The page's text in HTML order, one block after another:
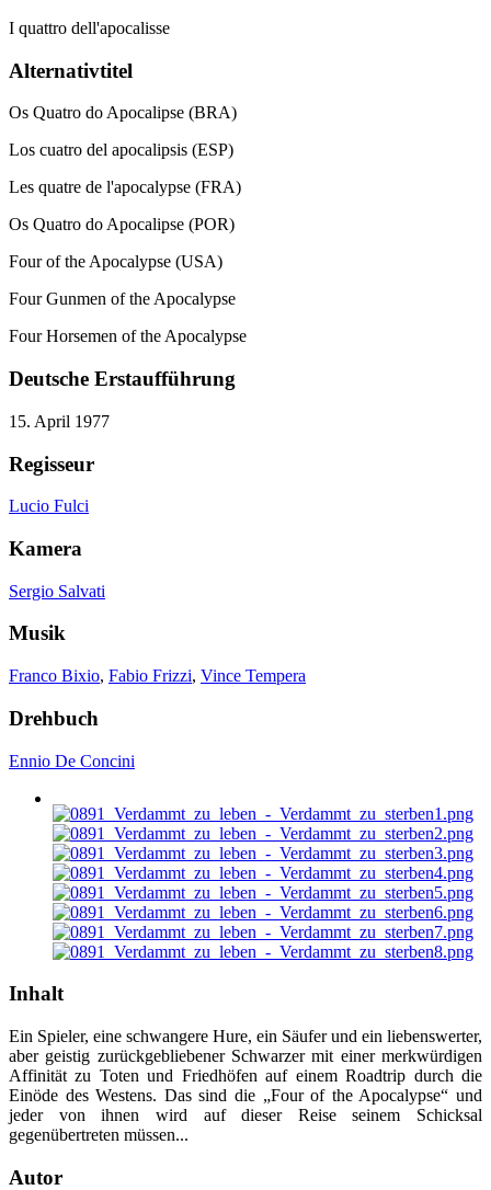
I quattro dell'apocalisse
Alternativtitel
Os Quatro do Apocalipse (BRA)
Los cuatro del apocalipsis (ESP)
Les quatre de l'apocalypse (FRA)
Os Quatro do Apocalipse (POR)
Four of the Apocalypse (USA)
Four Gunmen of the Apocalypse
Four Horsemen of the Apocalypse
Deutsche Erstaufführung
15. April 1977
Regisseur
Lucio Fulci
Kamera
Sergio Salvati
Musik
Franco Bixio, Fabio Frizzi, Vince Tempera
Drehbuch
Ennio De Concini
Inhalt
Ein Spieler, eine schwangere Hure, ein Säufer und ein liebenswerter,
aber geistig zurückgebliebener Schwarzer mit einer merkwürdigen
Affinität zu Toten und Friedhöfen auf einem Roadtrip durch die
Einöde des Westens. Das sind die „Four of the Apocalypse“ und
jeder von ihnen wird auf dieser Reise seinem Schicksal
gegenübertreten müssen...
Autor